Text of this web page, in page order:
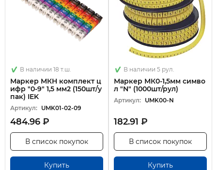
В наличии 18 т.ш.
Маркер МКН комплект ц
ифр "0-9" 1,5 мм2 (150шт/у
пак) IEK
Артикул: UMK01-02-09
484.96 ₽
Купить
В список покупок
В наличии 5 рул.
Маркер МК0-1,5мм симво
л "N" (1000шт/рул)
Артикул: UMK00-N
182.91 ₽
Купить
В список покупок